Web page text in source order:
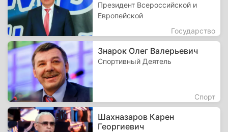
Президент Всероссийской и
Европейской
Государство
Знарок Олег Валерьевич
Спортивный Деятель
Спорт
Шахназаров Карен
Георгиевич